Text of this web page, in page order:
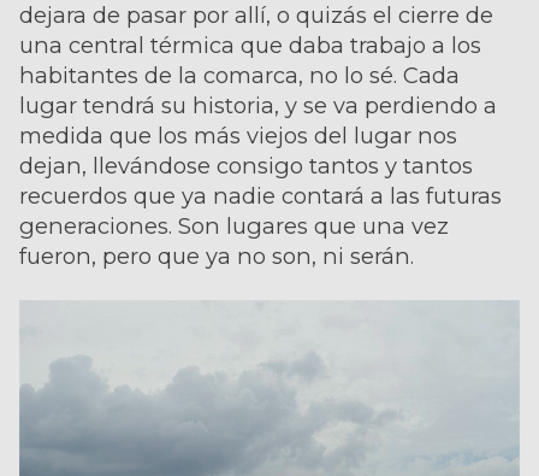
dejara de pasar por allí, o quizás el cierre de
una central térmica que daba trabajo a los
habitantes de la comarca, no lo sé. Cada
lugar tendrá su historia, y se va perdiendo a
medida que los más viejos del lugar nos
dejan, llevándose consigo tantos y tantos
recuerdos que ya nadie contará a las futuras
generaciones. Son lugares que una vez
fueron, pero que ya no son, ni serán.